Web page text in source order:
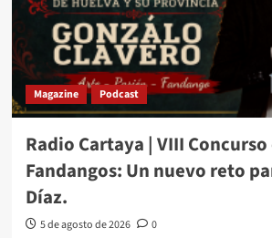
Magazine Podcast
Radio Cartaya | VIII Concurso
Fandangos: Un nuevo reto
Díaz.
5 de agosto de 2026 0